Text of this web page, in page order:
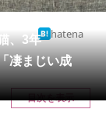
、3年
凄まじい成
hatena
目次を表示